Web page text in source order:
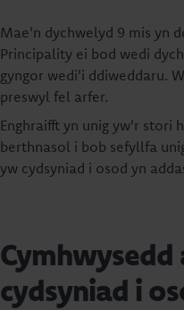
Mae'n dychwelyd 9 mis yn
Principality ei bod wedi
gyngor wedi'i ddiweddaru.
preswyl fel arfer.
Enghraifft yn unig yw'r stori
berthnasol i bob sefyllfa
yw cydsyniad i osod yn
Cymhwysedd
cydsyniad i